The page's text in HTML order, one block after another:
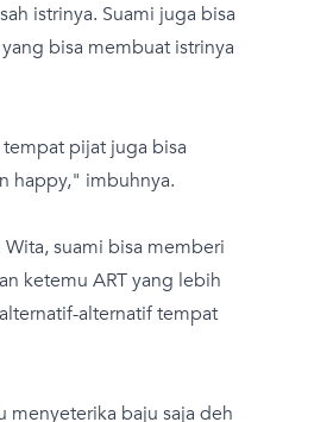
istrinya. Suami juga bisa
bisa membuat istrinya
pijat juga bisa
happy," imbuhnya.
suami bisa memberi
ketemu ART yang lebih
alternatif tempat
menyeterika baju saja deh